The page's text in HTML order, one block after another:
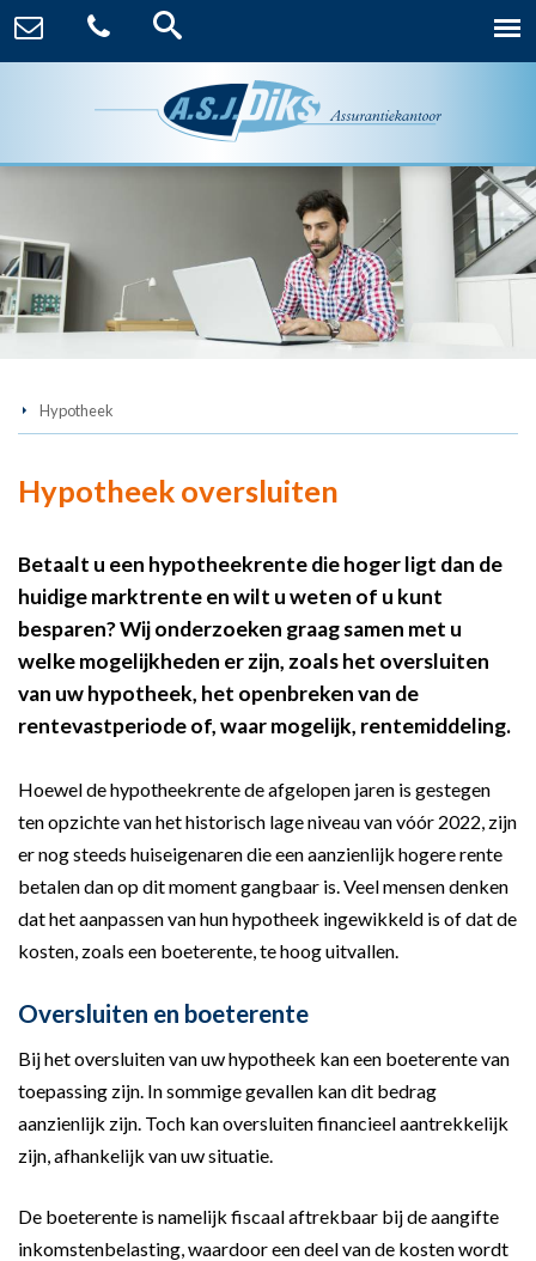
Hypotheek
Hypotheek oversluiten
Betaalt u een hypotheekrente die hoger ligt dan de
huidige marktrente en wilt u weten of u kunt
besparen? Wij onderzoeken graag samen met u
welke mogelijkheden er zijn, zoals het oversluiten
van uw hypotheek, het openbreken van de
rentevastperiode of, waar mogelijk, rentemiddeling.
Hoewel de hypotheekrente de afgelopen jaren is gestegen
ten opzichte van het historisch lage niveau van vóór 2022, zijn
er nog steeds huiseigenaren die een aanzienlijk hogere rente
betalen dan op dit moment gangbaar is. Veel mensen denken
dat het aanpassen van hun hypotheek ingewikkeld is of dat de
kosten, zoals een boeterente, te hoog uitvallen.
Oversluiten en boeterente
Bij het oversluiten van uw hypotheek kan een boeterente van
toepassing zijn. In sommige gevallen kan dit bedrag
aanzienlijk zijn. Toch kan oversluiten financieel aantrekkelijk
zijn, afhankelijk van uw situatie.
De boeterente is namelijk fiscaal aftrekbaar bij de aangifte
inkomstenbelasting, waardoor een deel van de kosten wordt